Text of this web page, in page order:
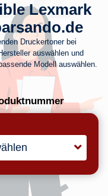
Lexmark
Druckertoner bei
auswählen und
Modell auswählen.